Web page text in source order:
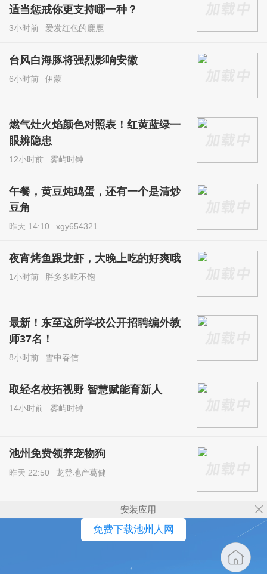
适当惩戒你更支持哪一种？
3小时前 爱发红包的鹿鹿
台风白海豚将强烈影响安徽
6小时前 伊蒙
燃气灶火焰颜色对照表！红黄蓝绿一
眼辨隐患
12小时前 雾屿时钟
午餐，黄豆炖鸡蛋，还有一个是清炒
豆角
昨天 14:10 xgy654321
夜宵烤鱼跟龙虾，大晚上吃的好爽哦
1小时前 胖多多吃不饱
最新！东至这所学校公开招聘编外教
师37名！
8小时前 雪中春信
取经名校拓视野 智慧赋能育新人
14小时前 雾屿时钟
池州免费领养宠物狗
昨天 22:50 龙登地产葛健
安装应用
免费下载池州人网